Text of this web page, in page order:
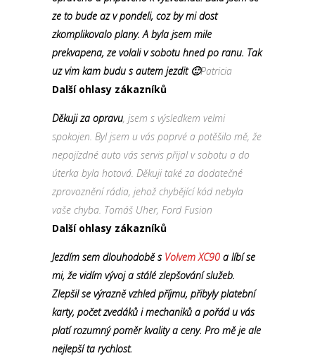
ze to bude az v pondeli, coz by mi dost
zkomplikovalo plany. A byla jsem mile
prekvapena, ze volali v sobotu hned po ranu. Tak
uz vim kam budu s autem jezdit 🙂Patricia
Další ohlasy zákazníků
Děkuji za opravu, jsem s výsledkem velmi
spokojen. Byl jsem u vás poprvé a potěšilo mě, že
nepojízdné auto vás servis přijal v sobotu a do
úterka byla hotová. Děkuji také za dodatečné
zprovoznění rádia, jehož chybějící kód nebyla
vaše chyba. Tomáš Uher, Ford Fusion
Další ohlasy zákazníků
Jezdím sem dlouhodobě s Volvem XC90 a líbí se
mi, že vidím vývoj a stálé zlepšování služeb.
Zlepšil se výrazně vzhled příjmu, přibyly platební
karty, počet zvedáků i mechaniků a pořád u vás
platí rozumný poměr kvality a ceny. Pro mě je ale
nejlepší ta rychlost.